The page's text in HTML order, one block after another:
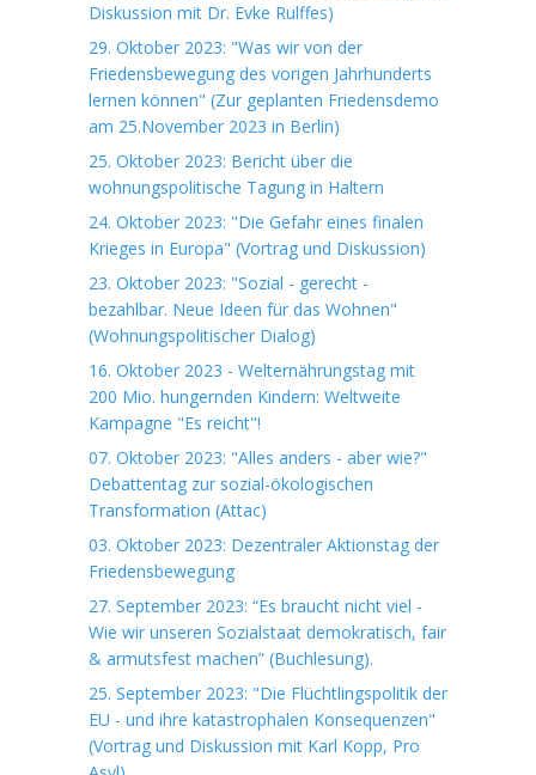
Diskussion mit Dr. Evke Rulffes)
29. Oktober 2023: "Was wir von der
Friedensbewegung des vorigen Jahrhunderts
lernen können" (Zur geplanten Friedensdemo
am 25.November 2023 in Berlin)
25. Oktober 2023: Bericht über die
wohnungspolitische Tagung in Haltern
24. Oktober 2023: "Die Gefahr eines finalen
Krieges in Europa" (Vortrag und Diskussion)
23. Oktober 2023: "Sozial - gerecht -
bezahlbar. Neue Ideen für das Wohnen"
(Wohnungspolitischer Dialog)
16. Oktober 2023 - Welternährungstag mit
200 Mio. hungernden Kindern: Weltweite
Kampagne "Es reicht"!
07. Oktober 2023: "Alles anders - aber wie?"
Debattentag zur sozial-ökologischen
Transformation (Attac)
03. Oktober 2023: Dezentraler Aktionstag der
Friedensbewegung
27. September 2023: “Es braucht nicht viel -
Wie wir unseren Sozialstaat demokratisch, fair
& armutsfest machen” (Buchlesung).
25. September 2023: "Die Flüchtlingspolitik der
EU - und ihre katastrophalen Konsequenzen"
(Vortrag und Diskussion mit Karl Kopp, Pro